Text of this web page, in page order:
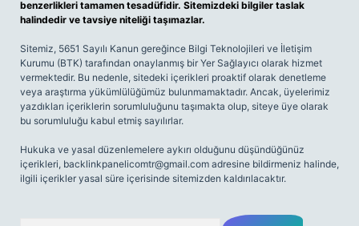
benzerlikleri tamamen tesadüfidir. Sitemizdeki bilgiler taslak
halindedir ve tavsiye niteliği taşımazlar.
Sitemiz, 5651 Sayılı Kanun gereğince Bilgi Teknolojileri ve İletişim
Kurumu (BTK) tarafından onaylanmış bir Yer Sağlayıcı olarak hizmet
vermektedir. Bu nedenle, sitedeki içerikleri proaktif olarak denetleme
veya araştırma yükümlülüğümüz bulunmamaktadır. Ancak, üyelerimiz
yazdıkları içeriklerin sorumluluğunu taşımakta olup, siteye üye olarak
bu sorumluluğu kabul etmiş sayılırlar.
Hukuka ve yasal düzenlemelere aykırı olduğunu düşündüğünüz
içerikleri, backlinkpanelicomtr@gmail.com adresine bildirmeniz halinde,
ilgili içerikler yasal süre içerisinde sitemizden kaldırılacaktır.